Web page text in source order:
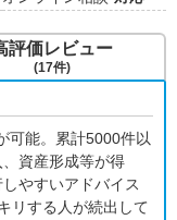
可能。累計5000件以
、資産形成等が得
やすいアドバイス
リする人が続出して
評価レビュー
(17件)